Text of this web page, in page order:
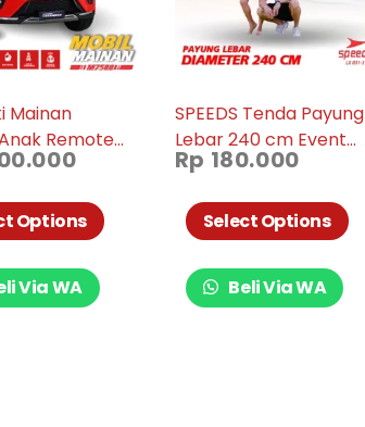
Mainan
Anak Remote
Model
Options
Via WA
SPEEDS Tenda Payung
Lebar 240 cm Event
Pantai Cafe Bazaar
Payung Untuk Event
Booth 031-3
Rp 180.000
Select Options
Beli Via WA